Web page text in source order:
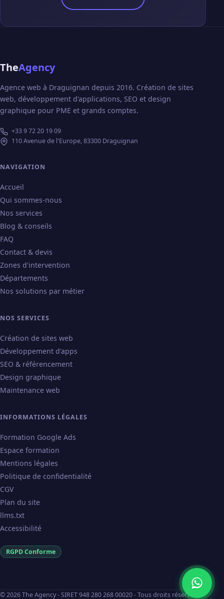
TheAgency
Agence web à Draguignan depuis 2016. Création de sites
web, développement d'applications, SEO et design
graphique pour PME et grands comptes.
+33 9 72 20 19 09
110 Avenue de l'Europe, 83300 Draguignan
NAVIGATION
Accueil
Qui sommes-nous
Nos services
Blog & conseils
FAQ
Contact & devis
Zones d'intervention
Départements
Nos solutions par métier
NOS SERVICES
Création de sites web
Développement d'apps
SEO & référencement
Design graphique
Maintenance web
INFORMATIONS LÉGALES
Formation Google Ads
Espace formation
Mentions légales
Politique de confidentialité
CGV
Plan du site
llms.txt
Accessibilité
RGPD Conforme
©2026The Agency - SIRET 948 280 268 00020 - Tous droits réservés.